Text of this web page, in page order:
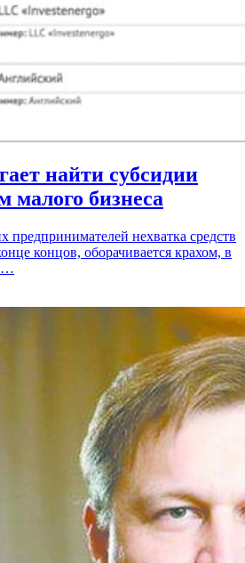
найти субсидии
малого бизнеса
нехватка средств
концов, оборачивается крахом, в